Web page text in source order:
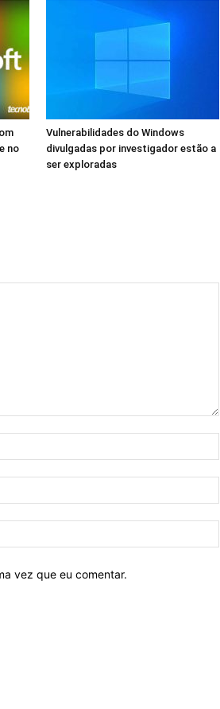
no
Vulnerabilidades do Windows
divulgadas por investigador estão a
ser exploradas
vez que eu comentar.